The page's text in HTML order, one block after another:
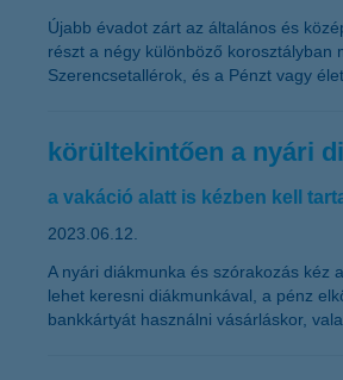
Újabb évadot zárt az általános és
részt a négy különböző korosztályban
Szerencsetallérok, és a Pénzt vagy
körültekintően a nyári
a vakáció alatt is kézben kell
2023.06.12.
A nyári diákmunka és szórakozás kéz
lehet keresni diákmunkával, a pénz
bankkártyát használni vásárláskor,